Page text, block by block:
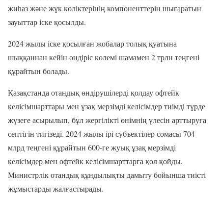
жиһаз және жүк көліктерінің компоненттерін шығаратын
зауыттар іске қосылды.
2024 жылы іске қосылған жобалар толық қуатына
шыққаннан кейін өндіріс көлемі шамамен 2 трлн теңгені
құрайтын болады.
Қазақстанда отандық өндірушілерді қолдау офтейк
келісімшарттары мен ұзақ мерзімді келісімдер тиімді түрде
жүзеге асырылып, бұл жергілікті өнімнің үлесін арттыруға
септігін тигізеді. 2024 жылы ірі субъектілер сомасы 704
млрд теңгені құрайтын 600-ге жуық ұзақ мерзімді
келісімдер мен офтейк келісімшарттарға қол қойды.
Министрлік отандық құндылықты дамыту бойынша тиісті
жұмыстарды жалғастырады.